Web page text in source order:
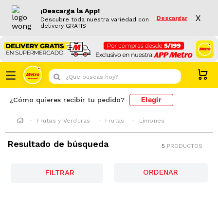
¡Descarga la App!
Descubre toda nuestra variedad con
delivery GRATIS
Descargar X
¿Que buscas hoy?
¿Cómo quieres recibir tu pedido? Elegir
Frutas y Verduras Frutas Limones
Resultado de búsqueda 5 PRODUCTOS
FILTRAR